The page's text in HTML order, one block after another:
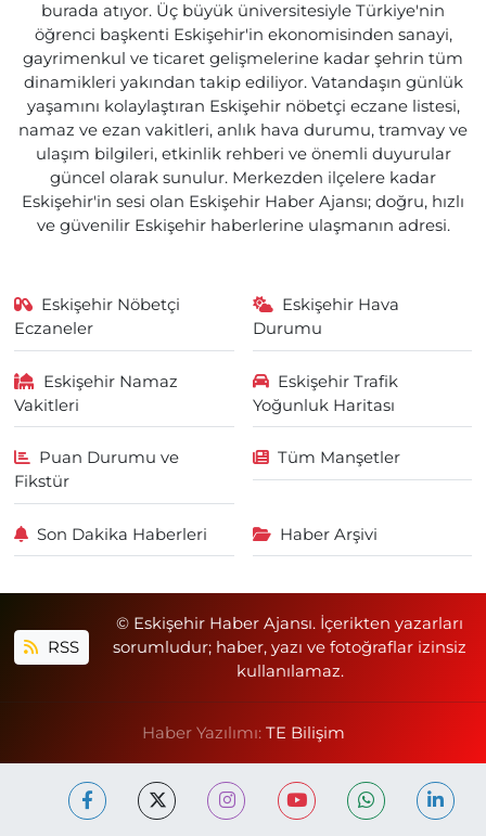
burada atıyor. Üç büyük üniversitesiyle Türkiye'nin
öğrenci başkenti Eskişehir'in ekonomisinden sanayi,
gayrimenkul ve ticaret gelişmelerine kadar şehrin tüm
dinamikleri yakından takip ediliyor. Vatandaşın günlük
yaşamını kolaylaştıran Eskişehir nöbetçi eczane listesi,
namaz ve ezan vakitleri, anlık hava durumu, tramvay ve
ulaşım bilgileri, etkinlik rehberi ve önemli duyurular
güncel olarak sunulur. Merkezden ilçelere kadar
Eskişehir'in sesi olan Eskişehir Haber Ajansı; doğru, hızlı
ve güvenilir Eskişehir haberlerine ulaşmanın adresi.
Eskişehir Nöbetçi
Eczaneler
Eskişehir Hava
Durumu
Eskişehir Namaz
Vakitleri
Eskişehir Trafik
Yoğunluk Haritası
Puan Durumu ve
Fikstür
Tüm Manşetler
Son Dakika Haberleri Haber Arşivi
RSS
© Eskişehir Haber Ajansı. İçerikten yazarları
sorumludur; haber, yazı ve fotoğraflar izinsiz
kullanılamaz.
Haber Yazılımı: TE Bilişim